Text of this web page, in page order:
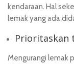
kendaraan. Hal
lemak yang ada
Prioritaskan
Mengurangi lemak